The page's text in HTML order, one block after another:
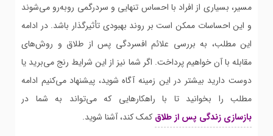
مسیر، بسیاری از افراد با احساس تنهایی و سردرگمی روبه‌رو می‌شوند
و این احساسات ممکن است بر روند بهبودی تأثیرگذار باشد. در ادامه
این مطلب، به بررسی علائم افسردگی پس از طلاق و روش‌های
مقابله با آن خواهیم پرداخت. اگر شما نیز از این شرایط رنج می‌برید یا
دوست دارید بیشتر در این زمینه آگاه شوید، پیشنهاد می‌کنیم ادامه
مطلب را بخوانید تا با راهکارهایی که می‌تواند به شما در
بازسازی زندگی پس از طلاق کمک کند، آشنا شوید.